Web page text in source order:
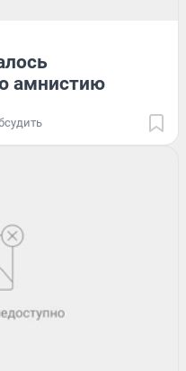
амнистию